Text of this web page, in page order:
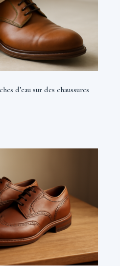
d’eau sur des chaussures